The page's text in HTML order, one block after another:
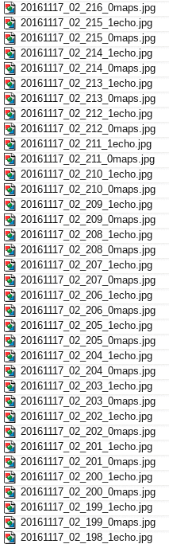
20161117_02_216_0maps.jpg
20161117_02_215_1echo.jpg
20161117_02_215_0maps.jpg
20161117_02_214_1echo.jpg
20161117_02_214_0maps.jpg
20161117_02_213_1echo.jpg
20161117_02_213_0maps.jpg
20161117_02_212_1echo.jpg
20161117_02_212_0maps.jpg
20161117_02_211_1echo.jpg
20161117_02_211_0maps.jpg
20161117_02_210_1echo.jpg
20161117_02_210_0maps.jpg
20161117_02_209_1echo.jpg
20161117_02_209_0maps.jpg
20161117_02_208_1echo.jpg
20161117_02_208_0maps.jpg
20161117_02_207_1echo.jpg
20161117_02_207_0maps.jpg
20161117_02_206_1echo.jpg
20161117_02_206_0maps.jpg
20161117_02_205_1echo.jpg
20161117_02_205_0maps.jpg
20161117_02_204_1echo.jpg
20161117_02_204_0maps.jpg
20161117_02_203_1echo.jpg
20161117_02_203_0maps.jpg
20161117_02_202_1echo.jpg
20161117_02_202_0maps.jpg
20161117_02_201_1echo.jpg
20161117_02_201_0maps.jpg
20161117_02_200_1echo.jpg
20161117_02_200_0maps.jpg
20161117_02_199_1echo.jpg
20161117_02_199_0maps.jpg
20161117_02_198_1echo.jpg